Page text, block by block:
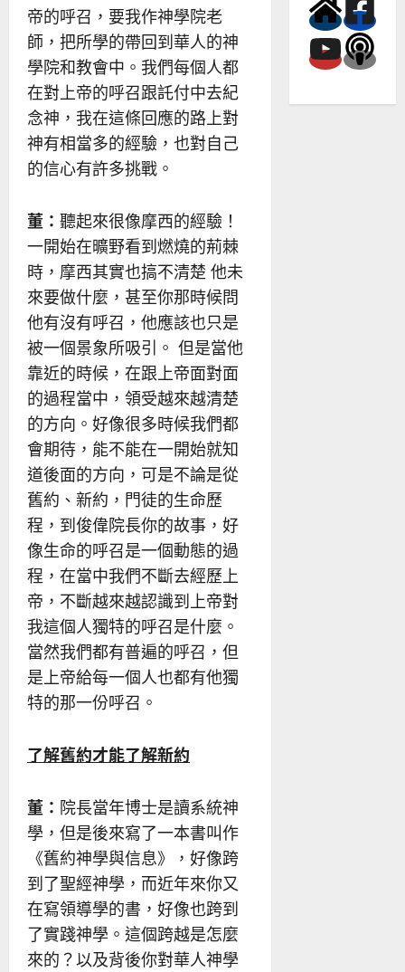
帝的呼召，要我作神學院老
師，把所學的帶回到華人的神
學院和教會中。我們每個人都
在對上帝的呼召跟託付中去紀
念神，我在這條回應的路上對
神有相當多的經驗，也對自己
的信心有許多挑戰。
董： 聽起來很像摩西的經驗！
一開始在曠野看到燃燒的荊棘
時，摩西其實也搞不清楚 他未
來要做什麼，甚至你那時候問
他有沒有呼召，他應該也只是
被一個景象所吸引。 但是當他
靠近的時候，在跟上帝面對面
的過程當中，領受越來越清楚
的方向。好像很多時候我們都
會期待，能不能在一開始就知
道後面的方向，可是不論是從
舊約、新約，門徒的生命歷
程，到俊偉院長你的故事，好
像生命的呼召是一個動態的過
程，在當中我們不斷去經歷上
帝，不斷越來越認識到上帝對
我這個人獨特的呼召是什麼。
當然我們都有普遍的呼召，但
是上帝給每一個人也都有他獨
特的那一份呼召。
了解舊約才能了解新約
董： 院長當年博士是讀系統神
學，但是後來寫了一本書叫作
《舊約神學與信息》，好像跨
到了聖經神學，而近年來你又
在寫領導學的書，好像也跨到
了實踐神學。這個跨越是怎麼
來的？以及背後你對華人神學